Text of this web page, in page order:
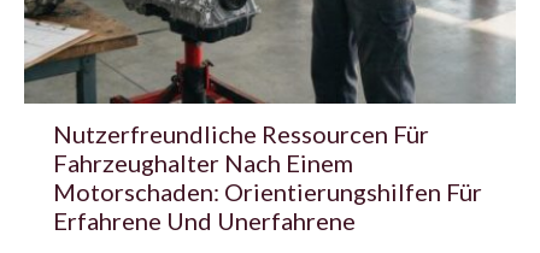
Nutzerfreundliche Ressourcen Für
Fahrzeughalter Nach Einem
Motorschaden: Orientierungshilfen Für
Erfahrene Und Unerfahrene